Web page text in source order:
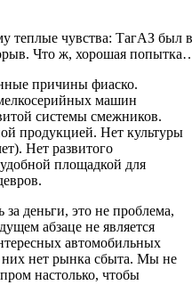
теплые чувства: ТагАЗ был
Что ж, хорошая
причины фиаско.
машин
системы смежников.
продукцией. Нет культуры
Нет развитого
площадкой для
деньги, это не проблема,
абзаце не является
автомобильных
них нет рынка сбыта. Мы не
настолько, чтобы